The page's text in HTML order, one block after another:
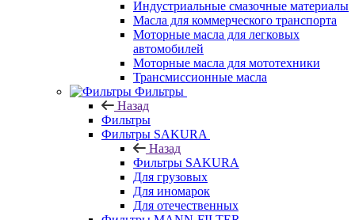
Индустриальные смазочные материалы
Масла для коммерческого транспорта
Моторные масла для легковых
автомобилей
Моторные масла для мототехники
Трансмиссионные масла
Фильтры
Назад
Фильтры
Фильтры SAKURA
Назад
Фильтры SAKURA
Для грузовых
Для иномарок
Для отечественных